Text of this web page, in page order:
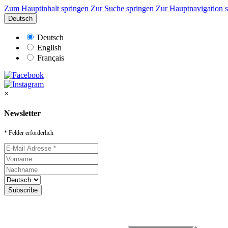
Zum Hauptinhalt springen Zur Suche springen Zur Hauptnavigation
Deutsch
Deutsch
English
Français
×
Newsletter
* Felder erforderlich